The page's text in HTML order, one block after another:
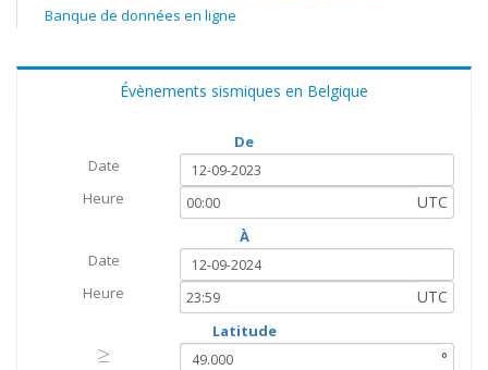
Banque de données en ligne
Évènements sismiques en Belgique
De
Date
Heure
UTC
À
Date
Heure
UTC
Latitude
≥
≥
°